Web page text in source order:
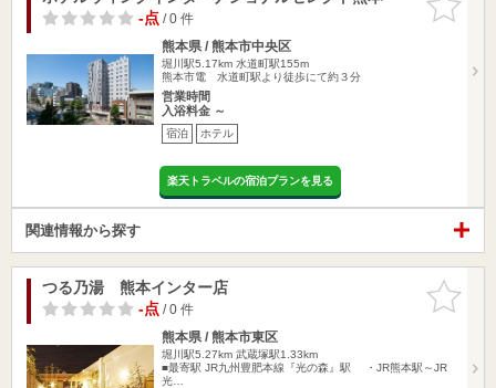
りに追加
-点/ 0 件
熊本県 / 熊本市中央区
堀川駅5.17km 水道町駅155m
熊本市電 水道町駅より徒歩にて約３分
営業時間
入浴料金 ～
宿泊 ホテル
楽天トラベルの宿泊プランを見る
関連情報から探す
お気に入
りに追加
つる乃湯 熊本インター店
-点/ 0 件
熊本県 / 熊本市東区
堀川駅5.27km 武蔵塚駅1.33km
■最寄駅 JR九州豊肥本線『光の森』駅 ・JR熊本駅～JR
光…